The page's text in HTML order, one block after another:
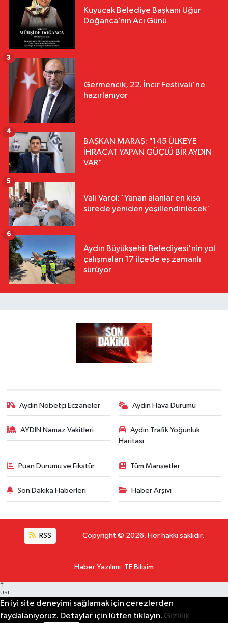
Kuyucak Belediye Başkanı Uğur
Doğanca’nın Acı Günü
Germencik, 22. İncir Festivali'ne
hazırlanıyor
3
BAŞKAN MARAŞ: "145 ÜLKEYE
İHRACAT YAPAN GÜÇLÜ BİR AYDIN
VAR"
4
Vali Varol: 'Yanan alanlar en kısa
sürede yeniden yeşillendirilecek'
5
Aydın Büyükşehir Belediyesi'nin yol
çalışmaları 17 ilçede eş zamanlı
sürüyor
6
Aydın Nöbetçi Eczaneler Aydın Hava Durumu
AYDIN Namaz Vakitleri
Aydın Trafik Yoğunluk
Haritası
Puan Durumu ve Fikstür Tüm Manşetler
Son Dakika Haberleri Haber Arşivi
RSS Copyright © 2026. Her hakkı saklıdır.
Haber Yazılımı: TE Bilişim
ÜST
En iyi site deneyimi sağlamak için çerezlerden
faydalanıyoruz. Detaylar için lütfen tıklayın. Gizlilik